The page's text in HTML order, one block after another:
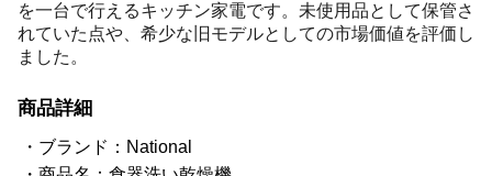
を一台で行えるキッチン家電です。未使用品として保管さ
れていた点や、希少な旧モデルとしての市場価値を評価し
ました。
商品詳細
ブランド：National